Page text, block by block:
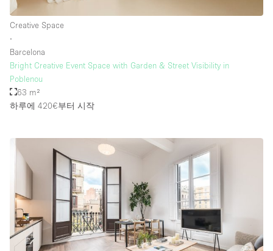
Creative Space
∙
Barcelona
Bright Creative Event Space with Garden & Street Visibility in
Poblenou
63 m²
하루에 420€부터 시작